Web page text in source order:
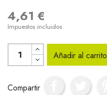
4,61 €
Impuestos incluidos
Añadir al carrito
Compartir